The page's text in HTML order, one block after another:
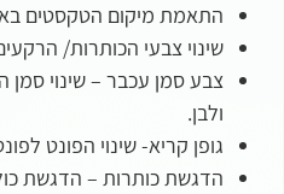
התאמת מיקום הטקסטים
שינוי צבעי הכותרות/
צבע סמן עכבר – שינוי סמן
ולבן.
גופן קריא- שינוי הפונט
הדגשת כותרות – הדגשת